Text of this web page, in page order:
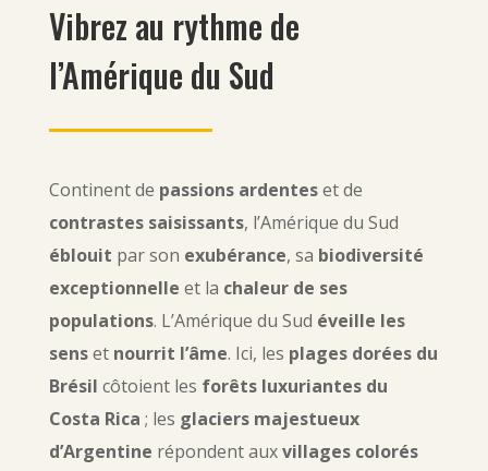
Vibrez au rythme de
l’Amérique du Sud
Continent de passions ardenteset de
contrastes saisissants, l’Amérique du Sud
éblouit par son exubérance, sa biodiversité
exceptionnelle et la chaleur de ses
populations. L’Amérique du Sud éveille les
senset nourrit l’âme. Ici, les plages dorées du
Brésil côtoient les forêts luxuriantes du
Costa Rica ; les glaciers majestueux
d’Argentine répondent auxvillages colorés